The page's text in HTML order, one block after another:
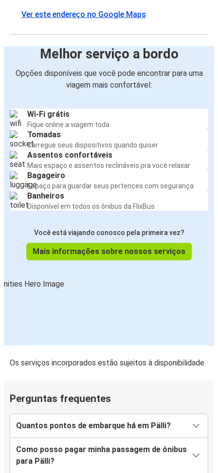
Ver este endereço no Google Maps
Melhor serviço a bordo
Opções disponíveis que você pode encontrar para uma
viagem mais confortável:
Wi-Fi grátis
Fique online a viagem toda
Tomadas
Carregue seus dispositivos quando quiser
Assentos confortáveis
Mais espaço e assentos reclináveis pra você relaxar
Bagageiro
Espaço para guardar seus pertences com segurança
Banheiros
Disponível em todos os ônibus da FlixBus
Você está viajando conosco pela primeira vez?
Mais informações sobre nossos serviços
Os serviços incorporados estão sujeitos à disponibilidade
Perguntas frequentes
Quantos pontos de embarque há em Pälli?
Como posso pagar minha passagem de ônibus
para Pälli?